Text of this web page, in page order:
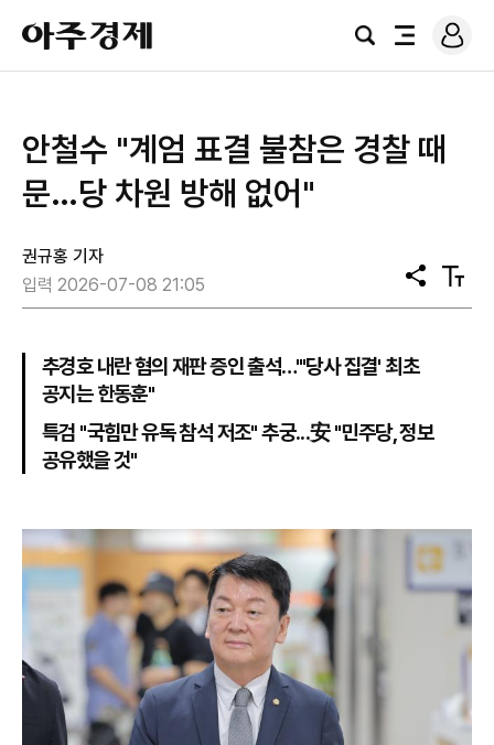
아
주
경
검
전
로
그
안철수 "계엄 표결 불참은 경찰 때
문…당 차원 방해 없어"
권규홍 기자
입력 2026-07-08 21:05
공
유
텍
스
추경호 내란 혐의 재판 증인 출석…"'당사 집결' 최초
공지는 한동훈"
특검 "국힘만 유독 참석 저조" 추궁...安 "민주당, 정보
공유했을 것"